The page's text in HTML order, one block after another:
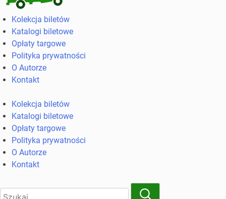
Kolekcja
biletów
komunikacji
miejskiej
kolejowych
Kolekcja biletów
Katalogi biletowe
Opłaty targowe
Polityka prywatności
O Autorze
Kontakt
Kolekcja biletów
Katalogi biletowe
Opłaty targowe
Polityka prywatności
O Autorze
Kontakt
Close
Search